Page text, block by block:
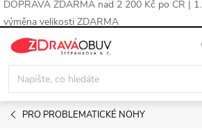
DOPRAVA ZDARMA nad 2 200 Kč po ČR | 1.
výměna velikosti ZDARMA
Přejít
obsah
PRO PROBLEMATICKÉ NOHY